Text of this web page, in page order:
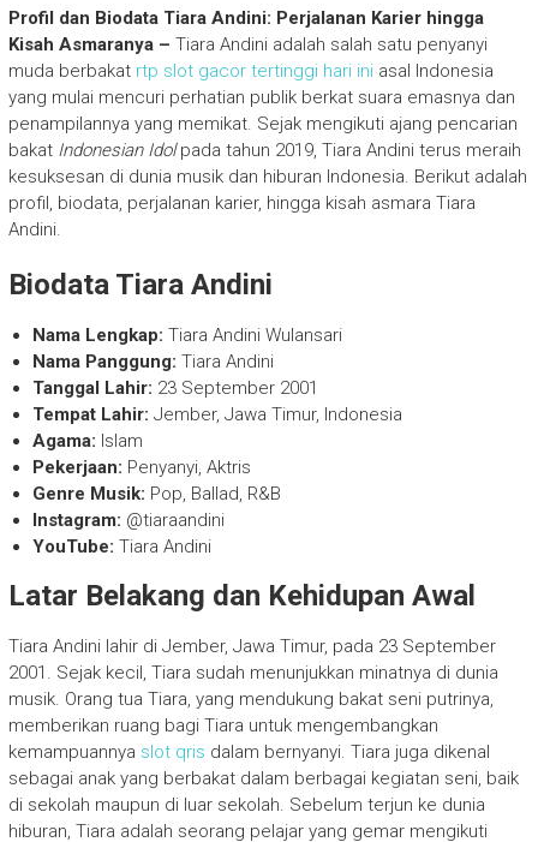
Profil dan Biodata Tiara Andini: Perjalanan Karier hingga
Kisah Asmaranya – Tiara Andini adalah salah satu penyanyi
muda berbakat rtp slot gacor tertinggi hari iniasal Indonesia
yang mulai mencuri perhatian publik berkat suara emasnya dan
penampilannya yang memikat. Sejak mengikuti ajang pencarian
bakat Indonesian Idolpada tahun 2019, Tiara Andini terus meraih
kesuksesan di dunia musik dan hiburan Indonesia. Berikut adalah
profil, biodata, perjalanan karier, hingga kisah asmara Tiara
Andini.
Biodata Tiara Andini
Nama Lengkap: Tiara Andini Wulansari
Nama Panggung: Tiara Andini
Tanggal Lahir: 23 September 2001
Tempat Lahir: Jember, Jawa Timur, Indonesia
Agama: Islam
Pekerjaan: Penyanyi, Aktris
Genre Musik: Pop, Ballad, R&B
Instagram: @tiaraandini
YouTube: Tiara Andini
Latar Belakang dan Kehidupan Awal
Tiara Andini lahir di Jember, Jawa Timur, pada 23 September
2001. Sejak kecil, Tiara sudah menunjukkan minatnya di dunia
musik. Orang tua Tiara, yang mendukung bakat seni putrinya,
memberikan ruang bagi Tiara untuk mengembangkan
kemampuannya slot qris dalam bernyanyi. Tiara juga dikenal
sebagai anak yang berbakat dalam berbagai kegiatan seni, baik
di sekolah maupun di luar sekolah. Sebelum terjun ke dunia
hiburan, Tiara adalah seorang pelajar yang gemar mengikuti